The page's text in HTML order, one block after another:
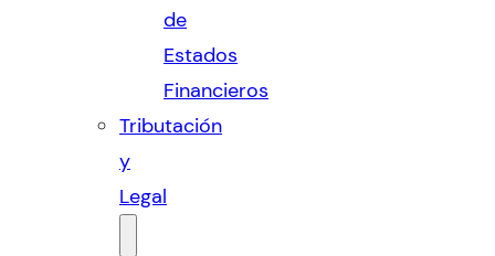
de
Estados
Financieros
Tributación
y
Legal